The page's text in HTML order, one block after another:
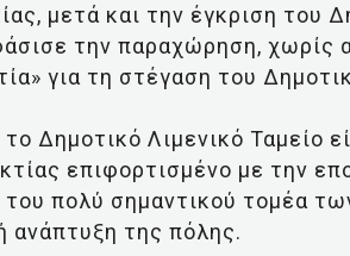
μετά και την έγκριση του
την παραχώρηση, χωρίς
για τη στέγαση του
Δημοτικό Λιμενικό Ταμείο
επιφορτισμένο με την
του πολύ σημαντικού τομέα
ανάπτυξη της πόλης.